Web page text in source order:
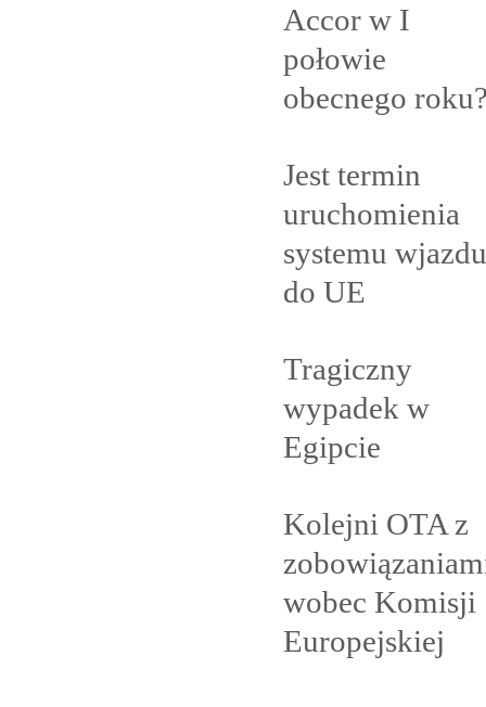
Accor w I
połowie
obecnego
Jest termin
uruchomienia
systemu wjazdu
do UE
Tragiczny
wypadek w
Egipcie
Kolejni OTA z
wobec Komisji
Europejskiej